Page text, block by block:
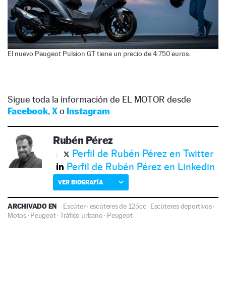
El nuevo Peugeot Pulsion GT tiene un precio de 4.750 euros.
Sigue toda la información de EL MOTOR desde
Facebook, Xo Instagram
Rubén Pérez
Perfil de Rubén Pérez en Twitter
Perfil de Rubén Pérez en Linkedin
VER BIOGRAFÍA
ARCHIVADO EN Escúter·escúteres de 125cc· Escúteres deportivos·
Motos·Peugeot·Tráfico urbano · Peugeot